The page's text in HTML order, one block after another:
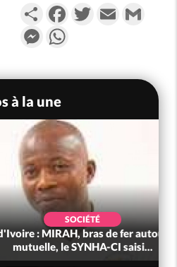
PartagerFacebookTwitterEmail
Messenger
à la une
SOCIÉTÉ
bras de fer autour de la
SYNHA-CI saisi...